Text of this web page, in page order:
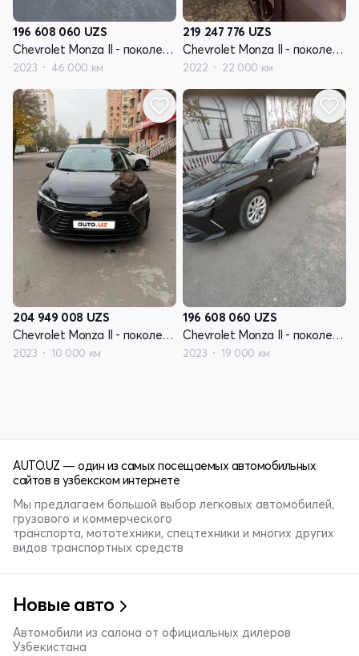
196 608 060 UZS
Chevrolet Monza II - поколение рестайлинг
2023 46 000 км
219 247 776 UZS
Chevrolet Monza II - поколение рестайлинг
2022 22 000 км
204 949 008 UZS
Chevrolet Monza II - поколение рестайлинг
2023 10 000 км
196 608 060 UZS
Chevrolet Monza II - поколение рестайлинг
2023 19 000 км
AUTO.UZ — один из самых посещаемых автомобильных
сайтов в узбекском интернете
Мы предлагаем большой выбор легковых автомобилей,
грузового и коммерческого
транспорта, мототехники, спецтехники и многих других
видов транспортных средств
Новые авто
Автомобили из салона от официальных дилеров
Узбекистана